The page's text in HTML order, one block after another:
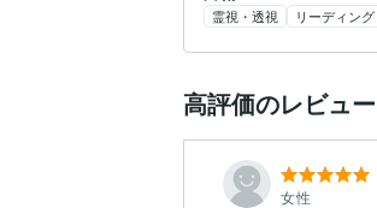
霊視・透視 リーディング
高評価のレビュー
女性